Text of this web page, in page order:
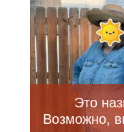
Это
Возможно,